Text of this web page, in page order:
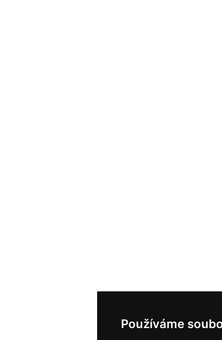
Používáme